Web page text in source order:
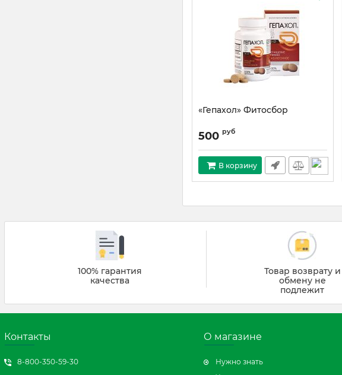
«Гепахол» Фитосбор
500 руб
В корзину
100% гарантия
качества
Товар возврату и
обмену не
подлежит
Контакты
8-800-350-59-30
О магазине
Нужно знать